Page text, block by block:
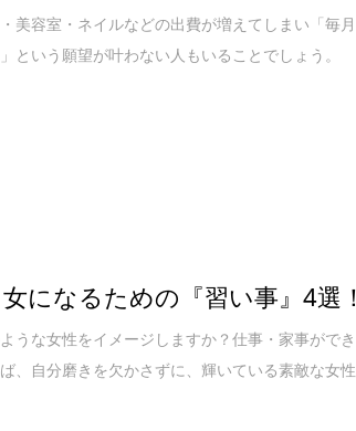
美容室・ネイルなどの出費が増えてしまい「毎月
という願望が叶わない人もいることでしょう。
になるための『習い事』4選！
うな女性をイメージしますか？仕事・家事ができ
、自分磨きを欠かさずに、輝いている素敵な女性